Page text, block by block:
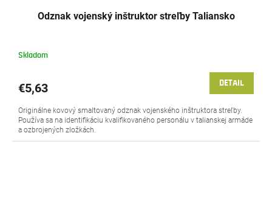
Odznak vojenský inštruktor streľby Taliansko
Skladom
€5,63 DETAIL
Originálne kovový smaltovaný odznak vojenského inštruktora streľby.
Používa sa na identifikáciu kvalifikovaného personálu v talianskej armáde
a ozbrojených zložkách.